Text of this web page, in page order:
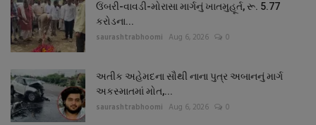
ઉંબરી-વાવડી-મોરાસા માર્ગનું ખાતમુહૂર્ત, રૂ. 5.77
કરોડના...
saurashtrabhoomi Aug 6, 2026 0
અતીક અહેમદના સૌથી નાના પુત્ર અબાનનું માર્ગ
અકસ્માતમાં મોત,...
saurashtrabhoomi Aug 6, 2026 0